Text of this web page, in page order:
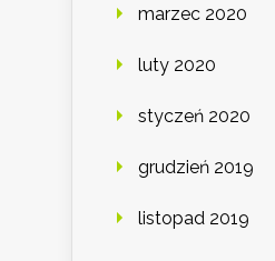
marzec 2020
luty 2020
styczeń 2020
grudzień 2019
listopad 2019